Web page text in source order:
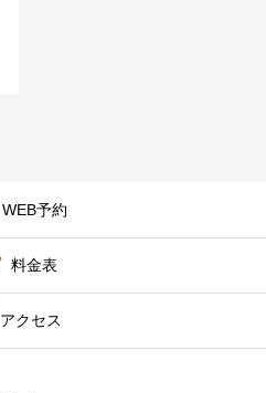
WEB予約
料金表
アクセス